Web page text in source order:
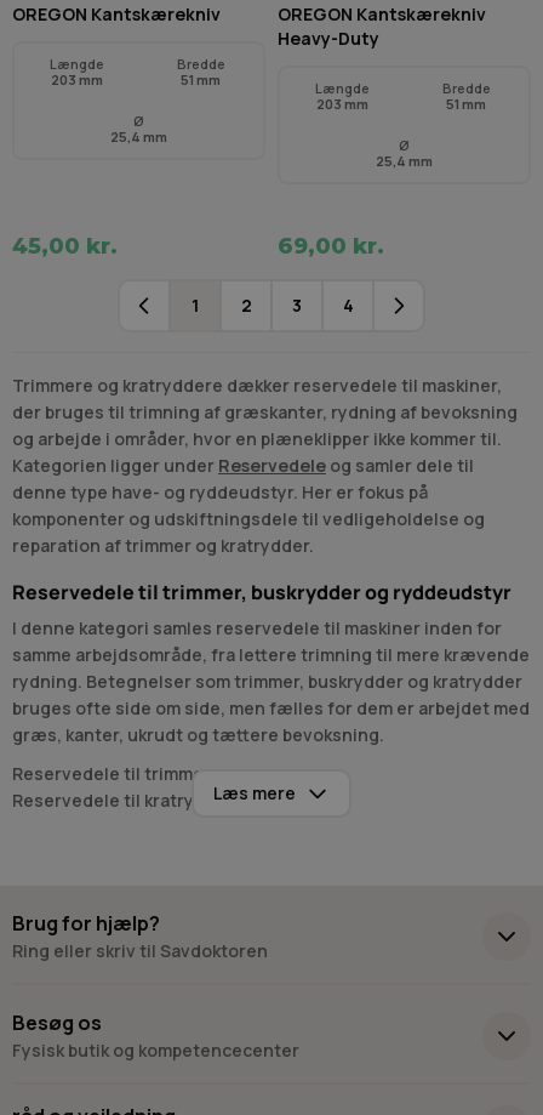
OREGON Kantskærekniv
Længde
203 mm
Bredde
51 mm
Ø
25,4 mm
45,00 kr.
OREGON Kantskærekniv
Heavy-Duty
Længde
203 mm
Bredde
51 mm
Ø
25,4 mm
69,00 kr.
Du læser i øjeblikket side
1 Side
2 Side
3 Side
4
Trimmere og kratryddere dækker reservedele til maskiner,
der bruges til trimning af græskanter, rydning af bevoksning
og arbejde i områder, hvor en plæneklipper ikke kommer til.
Kategorien ligger under Reservedele og samler dele til
denne type have- og ryddeudstyr. Her er fokus på
komponenter og udskiftningsdele til vedligeholdelse og
reparation af trimmer og kratrydder.
Reservedele til trimmer, buskrydder og ryddeudstyr
I denne kategori samles reservedele til maskiner inden for
samme arbejdsområde, fra lettere trimning til mere krævende
rydning. Betegnelser som trimmer, buskrydder og kratrydder
bruges ofte side om side, men fælles for dem er arbejdet med
græs, kanter, ukrudt og tættere bevoksning.
Reservedele til trimmere
Reservedele til kratryddere
Maskintypen bruges typisk til kanter langs belægning,
omkring træer, ved hegn og i ujævnt terræn, hvor større
indgår ofte andre maskiner, og relaterede kategorier
omfatter blandt andetHækkeklippere
til klipning af hæk og
Ved rydning af højere bevoksning og områder med grene ses
Læs mere
Brug for hjælp?
Ring eller skriv til Savdoktoren
Besøg os
Fysisk butik og kompetencecenter